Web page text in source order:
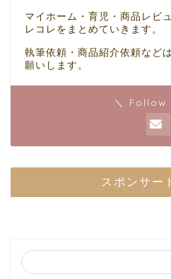
マイホーム・育児・商品レビ
レコレをまとめていきます。
執筆依頼・商品紹介依頼など
願いします。
＼ Follow
スポンサー